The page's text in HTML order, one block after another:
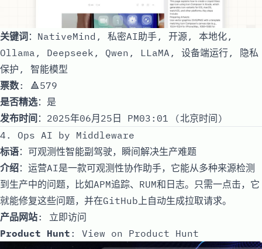
关键词：NativeMind, 私密AI助手, 开源, 本地化,
Ollama, Deepseek, Qwen, LLaMA, 设备端运行, 隐私
保护, 智能模型
票数: 🔺579
是否精选：是
发布时间 ：2025年06月25日 PM03:01 (北京时间)
4. Ops AI by Middleware
标语：可观测性智能副驾驶，瞬间解决生产难题
介绍：运营AI是一款可观测性协作助手，它能从多种来源检测
到生产中的问题，比如APM追踪、RUM和日志。只需一点击，它
就能修复这些问题，并在GitHub上自动生成拉取请求。
产品网站: 立即访问
Product Hunt : View on Product Hunt